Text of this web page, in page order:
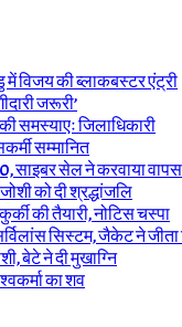
विजय की ब्लाकबस्टर एंट्री
जरूरी’
समस्याएः जिलाधिकारी
सम्मानित
साइबर सेल ने करवाया वापस
को दी श्रद्धांजलि
की तैयारी, नोटिस चस्पा
सिस्टम, जैकेट ने जीता
बेटे ने दी मुखाग्नि
का शव